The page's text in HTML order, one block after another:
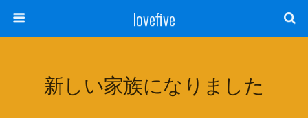
lovefive
新しい家族になりました